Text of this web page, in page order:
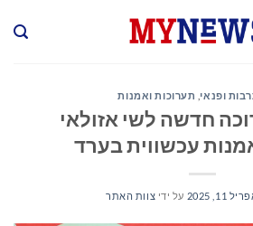
ופנאי תערוכות ואמנות
חדשה לשי אזולאי
עכשווית בערד
11, 2025 על ידי צוות האתר